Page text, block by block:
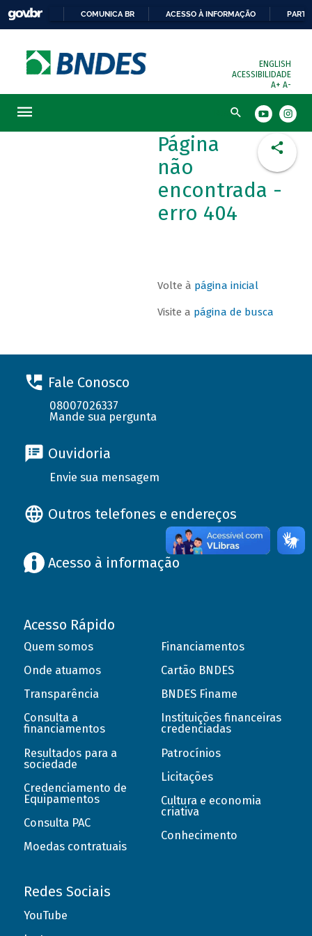
COMUNICA BR ACESSO À INFORMAÇÃO
ENGLISH
ACESSIBILIDADE
A+ A-
Busca
Página
não
encontrada -
erro 404
Volte à página inicial
Visite a página de busca
Fale Conosco
08007026337
Mande sua pergunta
Ouvidoria
Envie sua mensagem
Outros telefones e endereços
Acesso à informação
Acesso Rápido
Quem somos
Onde atuamos
Transparência
Consulta a
financiamentos
Resultados para a
sociedade
Credenciamento de
Equipamentos
Consulta PAC
Moedas contratuais
Financiamentos
Cartão BNDES
BNDES Finame
Instituições financeiras
credenciadas
Patrocínios
Licitações
Cultura e economia
criativa
Conhecimento
Redes Sociais
YouTube